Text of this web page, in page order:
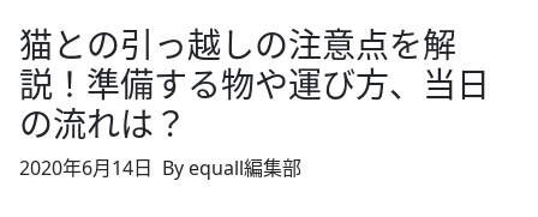
猫との引っ越しの注意点を解
説！準備する物や運び方、当日
の流れは？
2020年6月14日 By equall編集部